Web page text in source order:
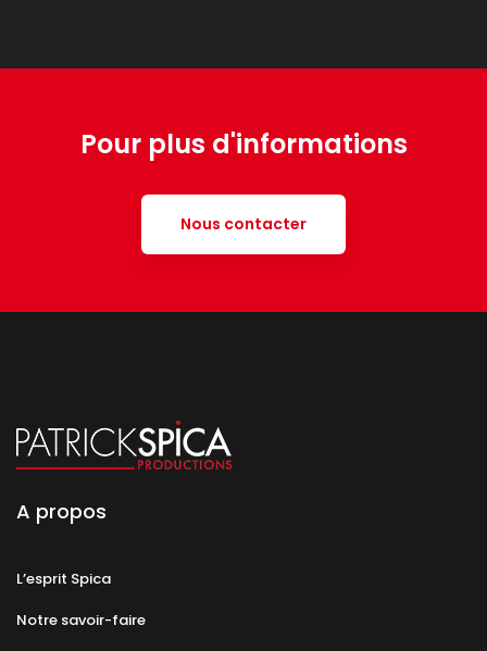
Pour plus d'informations
Nous contacter
A propos
L’esprit Spica
Notre savoir-faire